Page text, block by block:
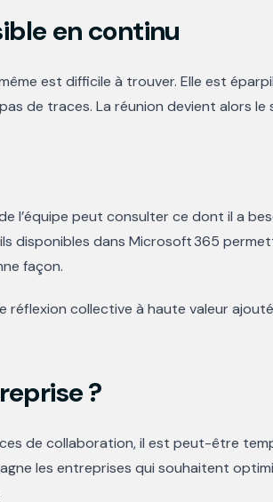
en continu
est difficile à trouver. Elle est
de traces. La réunion devient alors le
l’équipe peut consulter ce dont il a
disponibles dans Microsoft 365
façon.
réflexion collective à haute valeur
?
de collaboration, il est peut-être
les entreprises qui souhaitent